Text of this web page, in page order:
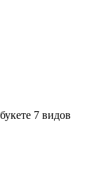
7 видов